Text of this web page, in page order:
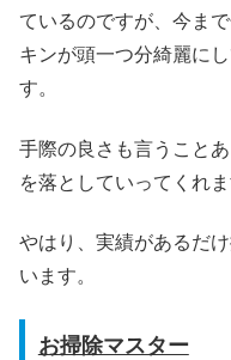
ているのですが、今ま
キンが頭一つ分綺麗に
す。
手際の良さも言うこと
を落としていってくれま
やはり、実績があるだ
います。
お掃除マスター